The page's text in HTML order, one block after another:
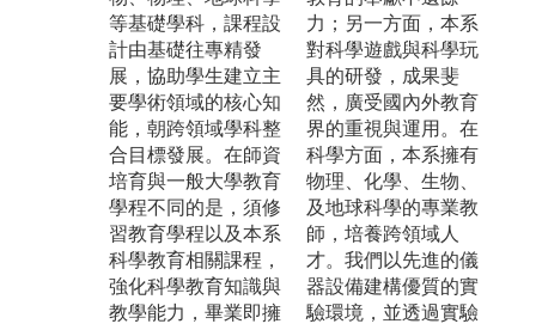
等基礎學科，課程設
計由基礎往專精發
展，協助學生建立主
要學術領域的核心知
能，朝跨領域學科整
合目標發展。在師資
培育與一般大學教育
學程不同的是，須修
習教育學程以及本系
科學教育相關課程，
強化科學教育知識與
教學能力，畢業即擁
力；另一方面，本系
對科學遊戲與科學玩
具的研發，成果斐
然，廣受國內外教育
界的重視與運用。在
科學方面，本系擁有
物理、化學、生物、
及地球科學的專業教
師，培養跨領域人
才。我們以先進的儀
器設備建構優質的實
驗環境，並透過實驗